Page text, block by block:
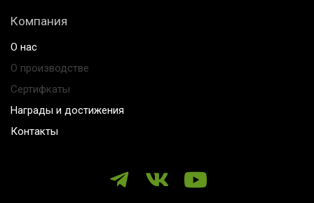
Компания
О нас
О производстве
Сертифкаты
Награды и достижения
Контакты